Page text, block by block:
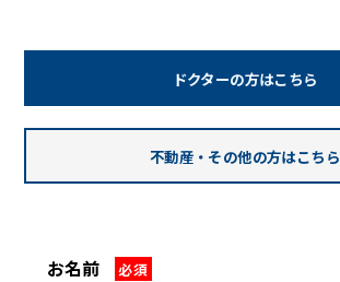
ドクターの方はこちら
お名前 必須
不動産・その他の方はこちら